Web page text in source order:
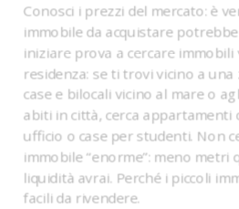
Conosci i prezzi del mercato: è
immobile da acquistare
iniziare prova a cercare
residenza: se ti trovi vicino a
case e bilocali vicino al mare o
abiti in città, cerca
ufficio o case per studenti. Non
immobile “enorme”: meno metri
liquidità avrai. Perché i piccoli
facili da rivendere.